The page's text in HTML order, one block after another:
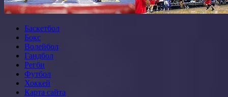
Баскетбол
Бокс
Волейбол
Гандбол
Регби
Футбол
Хоккей
Карта сайта